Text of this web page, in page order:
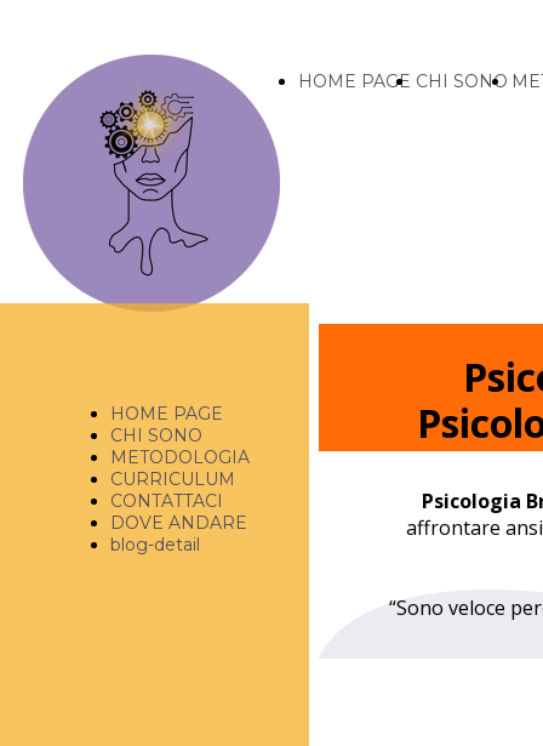
HOME PAGE CHI SONO
Psicologia
affrontare
“Sono veloce
HOME PAGE
CHI SONO
METODOLOGIA
CURRICULUM
CONTATTACI
DOVE ANDARE
blog-detail